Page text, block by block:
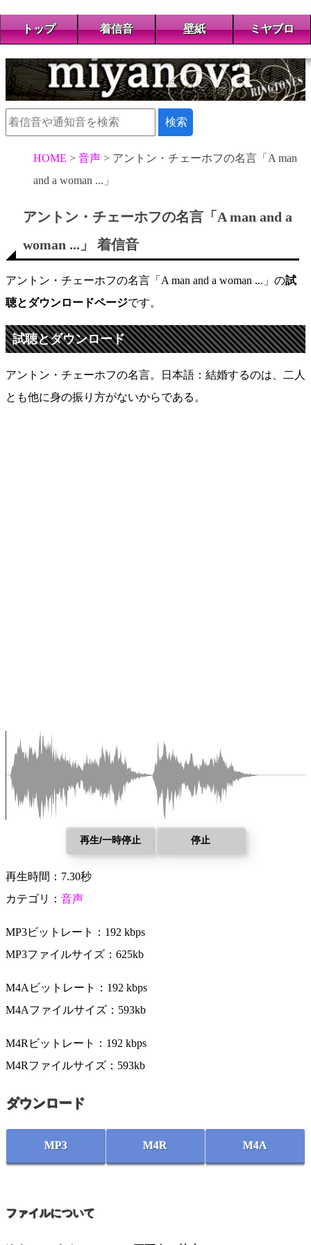
トップ 着信音 壁紙 ミヤブロ
HOME 音声
アントン・チェーホフの名言「A man
and a woman ...」
アントン・チェーホフの名言「A man and a
woman ...」 着信音
アントン・チェーホフの名言「A man and a woman ...」の試
聴とダウンロードページです。
試聴とダウンロード
アントン・チェーホフの名言。日本語：結婚するのは、二人
とも他に身の振り方がないからである。
再生/一時停止 停止
再生時間：7.30秒
カテゴリ： 音声
MP3ビットレート：192 kbps
MP3ファイルサイズ：625kb
M4Aビットレート：192 kbps
M4Aファイルサイズ：593kb
M4Rビットレート：192 kbps
M4Rファイルサイズ：593kb
ダウンロード
MP3 M4R M4A
ファイルについて